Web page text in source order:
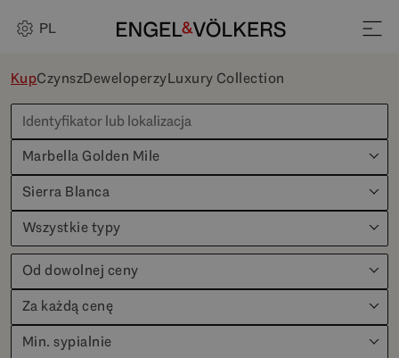
PL
KupCzynszDeweloperzyLuxury Collection
Marbella Golden Mile
Sierra Blanca
Wszystkie typy
Od dowolnej ceny
Za każdą cenę
Min. sypialnie